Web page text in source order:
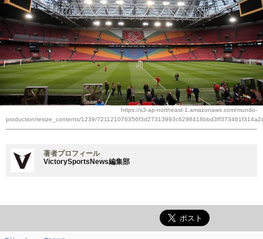
https://s3-ap-northeast-1.amazonaws.com/mundo-
production/resize_contents/1239/
著者プロフィール
VictorySportsNews編集部